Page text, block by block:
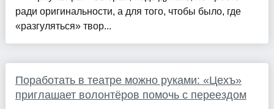
ради оригинальности, а для того, чтобы было, где
«разгуляться» твор...
Поработать в театре можно руками: «Цехъ»
приглашает волонтёров помочь с переездом